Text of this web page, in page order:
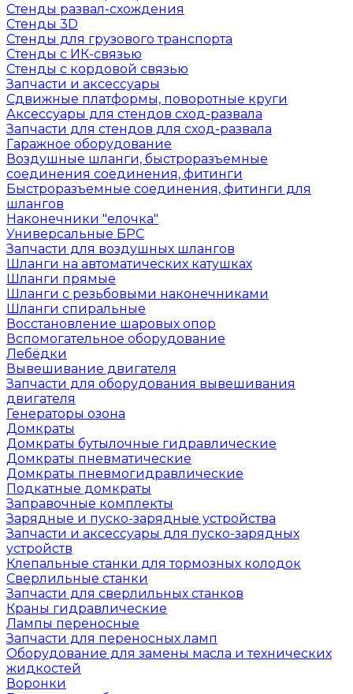
Стенды развал-схождения
Стенды 3D
Стенды для грузового транспорта
Стенды с ИК-связью
Стенды с кордовой связью
Запчасти и аксессуары
Сдвижные платформы, поворотные круги
Аксессуары для стендов сход-развала
Запчасти для стендов для сход-развала
Гаражное оборудование
Воздушные шланги, быстроразъемные
соединения соединения, фитинги
Быстроразъемные соединения, фитинги для
шлангов
Наконечники "елочка"
Универсальные БРС
Запчасти для воздушных шлангов
Шланги на автоматических катушках
Шланги прямые
Шланги с резьбовыми наконечниками
Шланги спиральные
Восстановление шаровых опор
Вспомогательное оборудование
Лебёдки
Вывешивание двигателя
Запчасти для оборудования вывешивания
двигателя
Генераторы озона
Домкраты
Домкраты бутылочные гидравлические
Домкраты пневматические
Домкраты пневмогидравлические
Подкатные домкраты
Заправочные комплекты
Зарядные и пуско-зарядные устройства
Запчасти и аксессуары для пуско-зарядных
устройств
Клепальные станки для тормозных колодок
Сверлильные станки
Запчасти для сверлильных станков
Краны гидравлические
Лампы переносные
Запчасти для переносных ламп
Оборудование для замены масла и технических
жидкостей
Воронки